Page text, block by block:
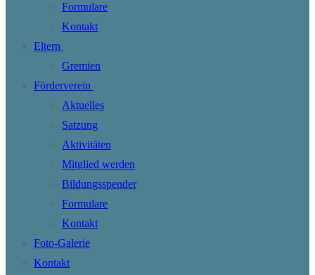
Formulare
Kontakt
Eltern
Gremien
Förderverein
Aktuelles
Satzung
Aktivitäten
Mitglied werden
Bildungsspender
Formulare
Kontakt
Foto-Galerie
Kontakt